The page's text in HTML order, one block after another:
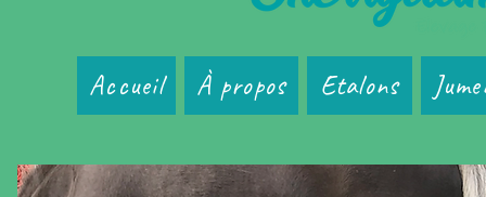
Accueil À propos Etalons